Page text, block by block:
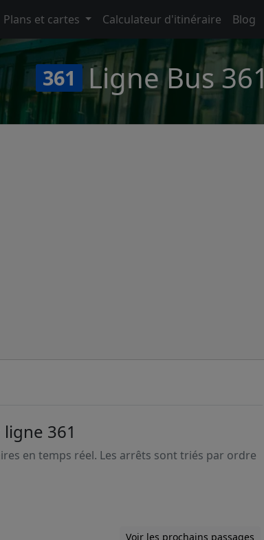
Plans et cartes Calculateur d'itinéraire Blog
361 Ligne Bus 361
361
en temps réel. Les arrêts sont triés par ordre
Voir les prochains passages